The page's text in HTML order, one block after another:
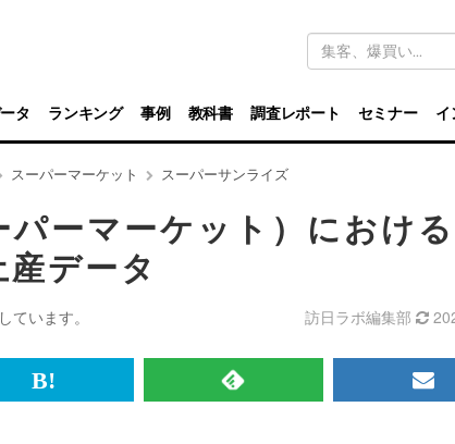
キ
ワ
ド
検
索
タ ランキング 事例 教科書 調査レポート セミナー イ
スーパーマーケット スーパーサンライズ
ーマーケット）におけ
データ
しています。 訪日ラボ編集部
は
RSS
メ